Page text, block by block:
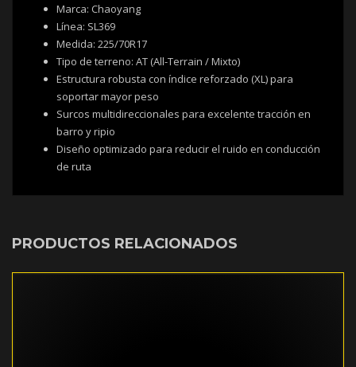
Marca: Chaoyang
Línea: SL369
Medida: 225/70R17
Tipo de terreno: AT (All-Terrain / Mixto)
Estructura robusta con índice reforzado (XL) para
soportar mayor peso
Surcos multidireccionales para excelente tracción en
barro y ripio
Diseño optimizado para reducir el ruido en conducción
de ruta
PRODUCTOS RELACIONADOS